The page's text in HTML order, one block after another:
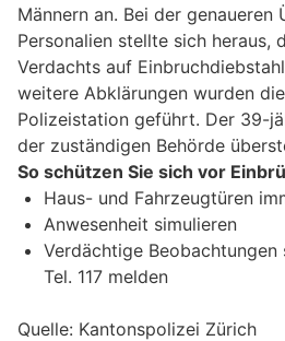
Männern an. Bei der genaueren
Personalien stellte sich heraus,
Verdachts auf
weitere Abklärungen wurden
Polizeistation geführt. Der 39-
der zuständigen Behörde
So schützen Sie sich vor
Haus- und Fahrzeugtüren
Anwesenheit simulieren
Verdächtige
Tel. 117 melden
Quelle: Kantonspolizei Zürich